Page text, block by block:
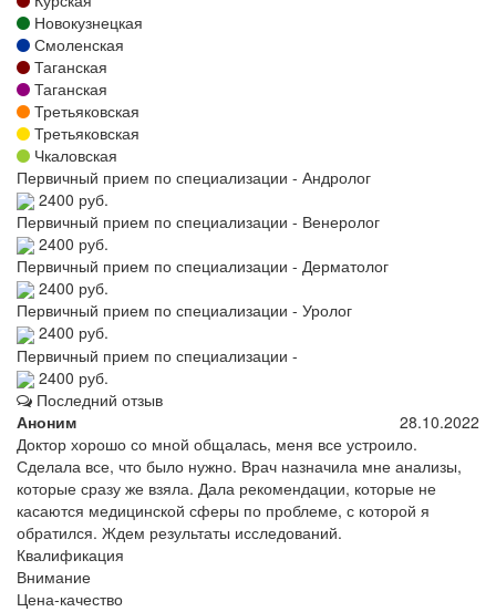
Новокузнецкая
Смоленская
Таганская
Таганская
Третьяковская
Третьяковская
Чкаловская
Первичный прием по специализации - Андролог
2400 руб.
Первичный прием по специализации - Венеролог
2400 руб.
Первичный прием по специализации - Дерматолог
2400 руб.
Первичный прием по специализации - Уролог
2400 руб.
Первичный прием по специализации -
2400 руб.
Последний отзыв
Аноним
28.10.2022
Доктор хорошо со мной общалась, меня все устроило.
Сделала все, что было нужно. Врач назначила мне анализы,
которые сразу же взяла. Дала рекомендации, которые не
касаются медицинской сферы по проблеме, с которой я
обратился. Ждем результаты исследований.
Квалификация
Внимание
Цена-качество